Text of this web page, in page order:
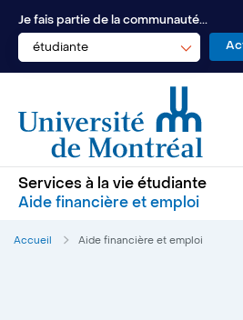
Je fais partie de la communauté...
étudiante
Services à la vie étudiante
Aide financière et emploi
Accueil Aide financière et emploi